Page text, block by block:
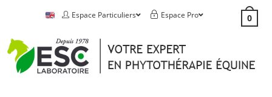
Espace Particuliers Espace Pro 0